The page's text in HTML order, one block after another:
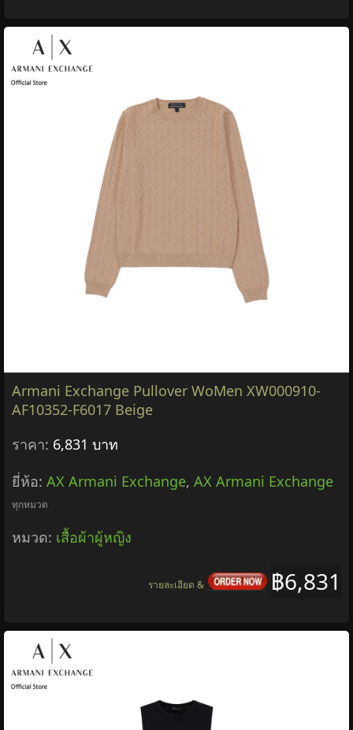
Armani Exchange Pullover WoMen XW000910-
AF10352-F6017 Beige
ราคา: 6,831 บาท
ยี่ห้อ: AX Armani Exchange, AX Armani Exchange
ทุกหมวด
หมวด: เสื้อผ้าผู้หญิง
฿6,831
รายละเอียด &